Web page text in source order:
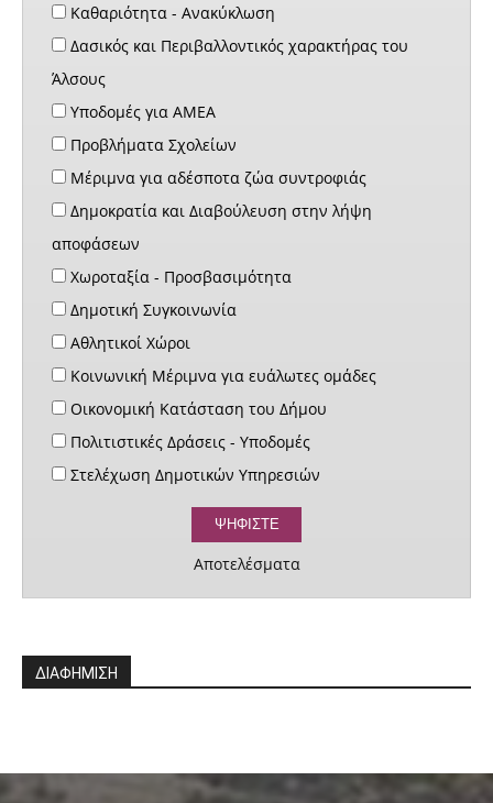
Καθαριότητα - Ανακύκλωση
Δασικός και Περιβαλλοντικός χαρακτήρας του
Άλσους
Υποδομές για ΑΜΕΑ
Προβλήματα Σχολείων
Μέριμνα για αδέσποτα ζώα συντροφιάς
Δημοκρατία και Διαβούλευση στην λήψη
αποφάσεων
Χωροταξία - Προσβασιμότητα
Δημοτική Συγκοινωνία
Αθλητικοί Χώροι
Κοινωνική Μέριμνα για ευάλωτες ομάδες
Οικονομική Κατάσταση του Δήμου
Πολιτιστικές Δράσεις - Υποδομές
Στελέχωση Δημοτικών Υπηρεσιών
Αποτελέσματα
ΔΙΑΦΗΜΙΣΗ